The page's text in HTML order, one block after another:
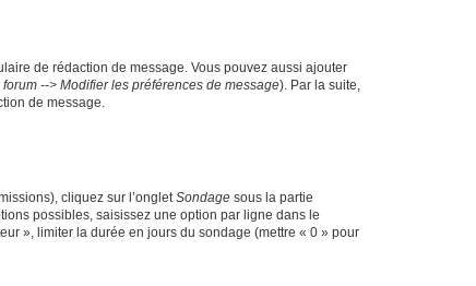
de rédaction de message. Vous pouvez aussi ajouter
--> Modifier les préférences de message). Par la suite,
de message.
cliquez sur l’onglet Sondage sous la partie
possibles, saisissez une option par ligne dans le
», limiter la durée en jours du sondage (mettre « 0 » pour